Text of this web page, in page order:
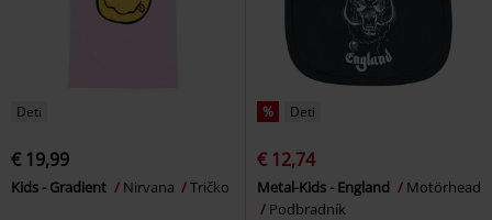
Deti
€ 19,99
Kids - Gradient Nirvana Tričko
% Deti
€ 12,74
Metal-Kids - England
Motörhead
Podbradník